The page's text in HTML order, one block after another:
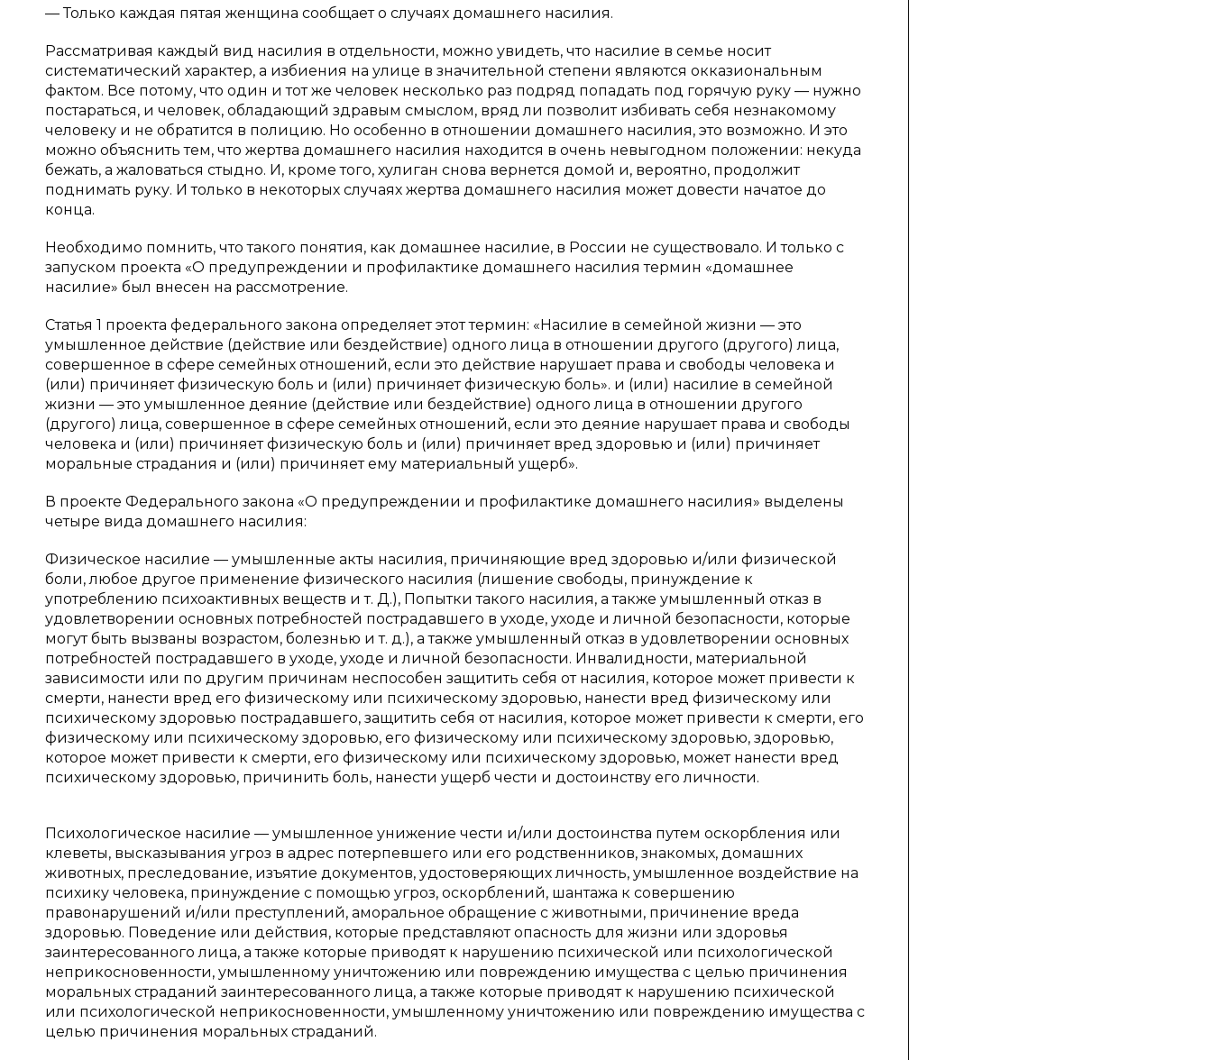
— Только каждая пятая женщина сообщает о случаях домашнего насилия.
Рассматривая каждый вид насилия в отдельности, можно увидеть, что насилие в семье носит
систематический характер, а избиения на улице в значительной степени являются окказиональным
фактом. Все потому, что один и тот же человек несколько раз подряд попадать под горячую руку — нужно
постараться, и человек, обладающий здравым смыслом, вряд ли позволит избивать себя незнакомому
человеку и не обратится в полицию. Но особенно в отношении домашнего насилия, это возможно. И это
можно объяснить тем, что жертва домашнего насилия находится в очень невыгодном положении: некуда
бежать, а жаловаться стыдно. И, кроме того, хулиган снова вернется домой и, вероятно, продолжит
поднимать руку. И только в некоторых случаях жертва домашнего насилия может довести начатое до
конца.
Необходимо помнить, что такого понятия, как домашнее насилие, в России не существовало. И только с
запуском проекта «О предупреждении и профилактике домашнего насилия термин «домашнее
насилие» был внесен на рассмотрение.
Статья 1 проекта федерального закона определяет этот термин: «Насилие в семейной жизни — это
умышленное действие (действие или бездействие) одного лица в отношении другого (другого) лица,
совершенное в сфере семейных отношений, если это действие нарушает права и свободы человека и
(или) причиняет физическую боль и (или) причиняет физическую боль». и (или) насилие в семейной
жизни — это умышленное деяние (действие или бездействие) одного лица в отношении другого
(другого) лица, совершенное в сфере семейных отношений, если это деяние нарушает права и свободы
человека и (или) причиняет физическую боль и (или) причиняет вред здоровью и (или) причиняет
моральные страдания и (или) причиняет ему материальный ущерб».
В проекте Федерального закона «О предупреждении и профилактике домашнего насилия» выделены
четыре вида домашнего насилия:
Физическое насилие — умышленные акты насилия, причиняющие вред здоровью и/или физической
боли, любое другое применение физического насилия (лишение свободы, принуждение к
употреблению психоактивных веществ и т. Д.), Попытки такого насилия, а также умышленный отказ в
удовлетворении основных потребностей пострадавшего в уходе, уходе и личной безопасности, которые
могут быть вызваны возрастом, болезнью и т. д.), а также умышленный отказ в удовлетворении основных
потребностей пострадавшего в уходе, уходе и личной безопасности. Инвалидности, материальной
зависимости или по другим причинам неспособен защитить себя от насилия, которое может привести к
смерти, нанести вред его физическому или психическому здоровью, нанести вред физическому или
психическому здоровью пострадавшего, защитить себя от насилия, которое может привести к смерти, его
физическому или психическому здоровью, его физическому или психическому здоровью, здоровью,
которое может привести к смерти, его физическому или психическому здоровью, может нанести вред
психическому здоровью, причинить боль, нанести ущерб чести и достоинству его личности.
Психологическое насилие — умышленное унижение чести и/или достоинства путем оскорбления или
клеветы, высказывания угроз в адрес потерпевшего или его родственников, знакомых, домашних
животных, преследование, изъятие документов, удостоверяющих личность, умышленное воздействие на
психику человека, принуждение с помощью угроз, оскорблений, шантажа к совершению
правонарушений и/или преступлений, аморальное обращение с животными, причинение вреда
здоровью. Поведение или действия, которые представляют опасность для жизни или здоровья
заинтересованного лица, а также которые приводят к нарушению психической или психологической
неприкосновенности, умышленному уничтожению или повреждению имущества с целью причинения
моральных страданий заинтересованного лица, а также которые приводят к нарушению психической
или психологической неприкосновенности, умышленному уничтожению или повреждению имущества с
целью причинения моральных страданий.